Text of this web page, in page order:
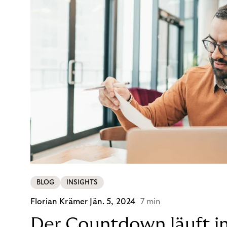
BLOG INSIGHTS
Florian Krämer Jän. 5, 2024 7 min